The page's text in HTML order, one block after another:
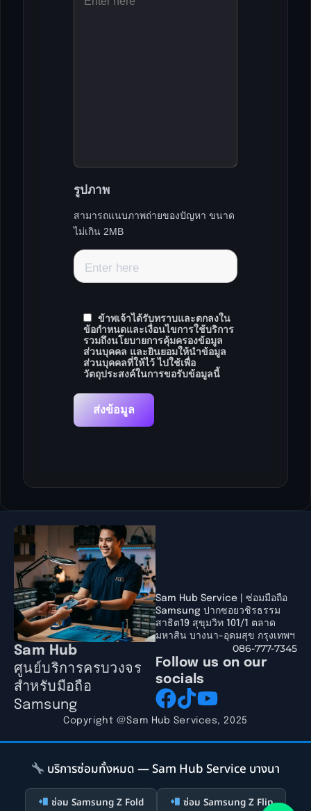
รูปภาพ
สามารถแนบภาพถ่ายของปัญหา ขนาด
ไม่เกิน 2MB
Enter here
ข้าพเจ้าได้รับทราบและตกลงใน
ข้อกำหนดและเงื่อนไขการใช้บริการ
รวมถึงนโยบายการคุ้มครองข้อมูล
ส่วนบุคคล และยินยอมให้นำข้อมูล
ส่วนบุคคลที่ให้ไว้ ไปใช้เพื่อ
วัตถุประสงค์ในการขอรับข้อมูลนี้
Sam Hub
ศูนย์บริการครบวงจร
สำหรับมือถือ
Samsung
Follow us on our
socials
Sam Hub Service | ซ่อมมือถือ
Samsung ปากซอยวชิรธรรม
สาธิต19 สุขุมวิท 101/1 ตลาด
มหาสิน บางนา-อุดมสุข กรุงเทพฯ
086-777-7345
Copyright @Sam Hub Services, 2025
บริการซ่อมทั้งหมด — Sam Hub Service บางนา
ซ่อม Samsung Z Fold ซ่อม Samsung Z Flip